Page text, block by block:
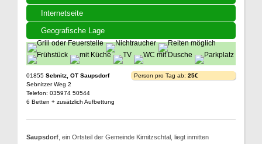
Internetseite
Geografische Lage
01855 Sebnitz, OT Saupsdorf
Sebnitzer Weg 2
Telefon: 035974 50544
6 Betten + zusätzlich Aufbettung
Person pro Tag ab: 25€
Saupsdorf , ein Ortsteil der Gemeinde Kirnitzschtal, liegt inmitten